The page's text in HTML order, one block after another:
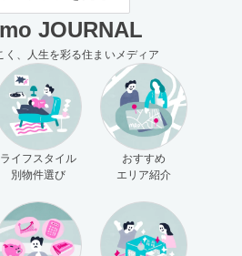
JOURNAL
く、人生を彩る住まいメディア
ライフスタイル
別物件選び
おすすめ
エリア紹介